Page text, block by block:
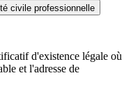
civile professionnelle
d'existence légale où
et l'adresse de